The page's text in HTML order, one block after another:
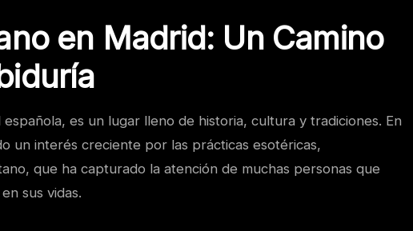
en Madrid: Un Camino
es un lugar lleno de historia, cultura y tradiciones. En
un interés creciente por las prácticas esotéricas,
que ha capturado la atención de muchas personas que
sus vidas.